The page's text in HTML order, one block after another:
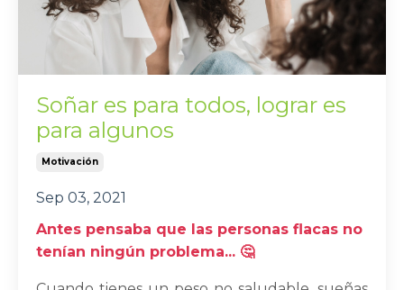
Soñar es para todos, lograr es
para algunos
Motivación
Sep 03, 2021
Antes pensaba que las personas flacas no
tenían ningún problema... 🤔